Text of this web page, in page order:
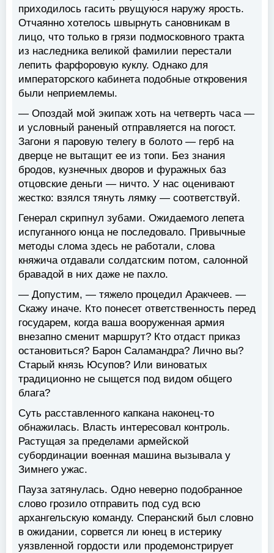
приходилось гасить рвущуюся наружу ярость.
Отчаянно хотелось швырнуть сановникам в
лицо, что только в грязи подмосковного тракта
из наследника великой фамилии перестали
лепить фарфоровую куклу. Однако для
императорского кабинета подобные откровения
были неприемлемы.
— Опоздай мой экипаж хоть на четверть часа —
и условный раненый отправляется на погост.
Загони я паровую телегу в болото — герб на
дверце не вытащит ее из топи. Без знания
бродов, кузнечных дворов и фуражных баз
отцовские деньги — ничто. У нас оценивают
жестко: взялся тянуть лямку — соответствуй.
Генерал скрипнул зубами. Ожидаемого лепета
испуганного юнца не последовало. Привычные
методы слома здесь не работали, слова
княжича отдавали солдатским потом, салонной
бравадой в них даже не пахло.
— Допустим, — тяжело процедил Аракчеев. —
Скажу иначе. Кто понесет ответственность перед
государем, когда ваша вооруженная армия
внезапно сменит маршрут? Кто отдаст приказ
остановиться? Барон Саламандра? Лично вы?
Старый князь Юсупов? Или виноватых
традиционно не сыщется под видом общего
блага?
Суть расставленного капкана наконец-то
обнажилась. Власть интересовал контроль.
Растущая за пределами армейской
субординации военная машина вызывала у
Зимнего ужас.
Пауза затянулась. Одно неверно подобранное
слово грозило отправить под суд всю
архангельскую команду. Сперанский был словно
в ожидании, сорвется ли юнец в истерику
уязвленной гордости или продемонстрирует